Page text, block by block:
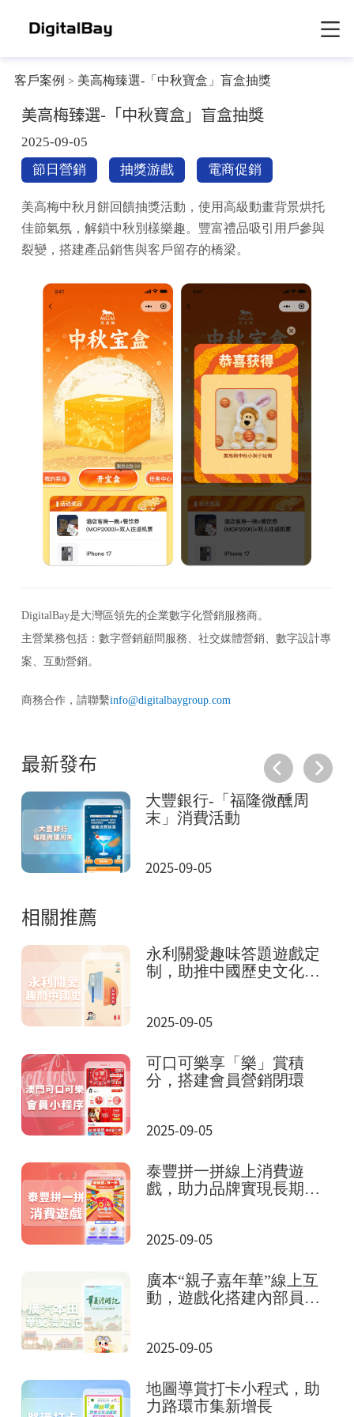
客戶案例 > 美高梅臻選-「中秋寶盒」盲盒抽獎
美高梅臻選-「中秋寶盒」盲盒抽獎
2025-09-05
節日營銷
抽獎游戲 電商促銷
美高梅中秋月餅回饋抽獎活動，使用高級動畫背景烘托
佳節氣氛，解鎖中秋別樣樂趣。豐富禮品吸引用戶參與
裂變，搭建產品銷售與客戶留存的橋梁。
DigitalBay是大灣區領先的企業數字化營銷服務商。
主營業務包括：數字營銷顧問服務、社交媒體營銷、數字設計專
案、互動營銷。
商務合作，請聯繫info@digitalbaygroup.com
最新發布
大豐銀行-「福隆微醺周
末」消費活動
2025-09-05
相關推薦
永利關愛趣味答題遊戲定
制，助推中國歷史文化傳
2025-09-05
可口可樂享「樂」賞積
分，搭建會員營銷閉環
2025-09-05
泰豐拼一拼線上消費遊
戲，助力品牌實現長期全
2025-09-05
廣本“親子嘉年華”線上互
動，遊戲化搭建內部員工
2025-09-05
地圖導賞打卡小程式，助
力路環市集新增長